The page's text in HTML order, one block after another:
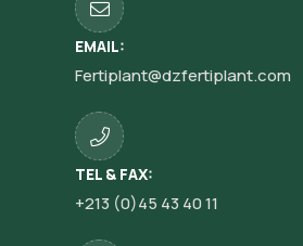
EMAIL:
Fertiplant@dzfertiplant.com
TEL & FAX:
+213 (0)45 43 40 11